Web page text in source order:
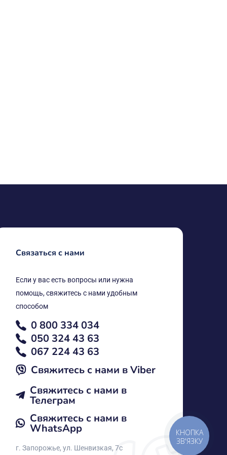
Связаться с нами
Если у вас есть вопросы или нужна
помощь, свяжитесь с нами удобным
способом
0 800 334 034
050 324 43 63
067 224 43 63
Свяжитесь с нами в Vіber
Свяжитесь с нами в
Телеграм
Свяжитесь с нами в
WhatsApp
г. Запорожье, ул. Шенвизкая, 7с
КНОПКА
ЗВ'ЯЗКУ